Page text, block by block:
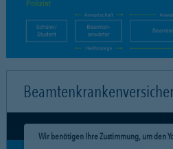
Wir benötigen Ihre Zustimmung, um den